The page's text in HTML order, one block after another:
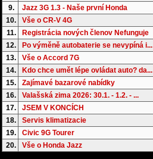
9. Jazz 3G 1.3 - Naše první Honda
10. Vše o CR-V 4G
11. Registrácia nových členov Nefunguje
12. Po výměně autobaterie se nevypíná i...
13. Vše o Accord 7G
14. Kdo chce umět lépe ovládat auto? da...
15. Zajímavé bazarové nabídky
16. Valašská zima 2026: 30.1. - 1.2. - ...
17. JSEM V KONCÍCH
18. Servis klimatizacie
19. Civic 9G Tourer
20. Vše o Honda Jazz